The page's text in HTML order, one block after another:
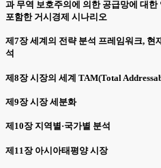
과 무역 보호주의에 의한 공급망에 대
포함한 거시경제 시나리오
제7장 세계의 전략 분석 프레임워크, 현
석
제8장 시장의 세계 TAM(Total
제9장 시장 세분화
제10장 지역별·국가별 분석
제11장 아시아태평양 시장